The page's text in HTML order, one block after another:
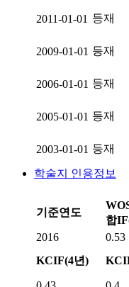
2011-01-01 등재
2009-01-01 등재
2006-01-01 등재
2005-01-01 등재
2003-01-01 등재
학술지 인용정보
기준연도
합
2016 0.53
KCIF(4년)